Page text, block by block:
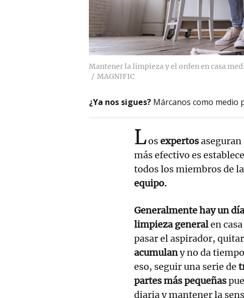
Mantener la limpieza y el orden en casa
MAGNIFIC
¿Ya nos sigues? Márcanos como medio
Losexpertosaseguran
más efectivo es
todos los miembros de
equipo.
Generalmente hay un
limpieza generalen
pasar el aspirador,
acumulany no da
eso, seguir una serie de
partes más pequeñas
diaria y mantener la